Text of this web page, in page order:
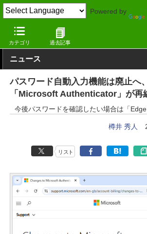
Powered by
カテゴリ 過去記事
窓の杜 セキュリティ
ニュース
パスワード自動入力機能は廃止へ
「Microsoft Authenticator」が再
今後パスワードを確認したい場合は「
樽井 秀人
リスト